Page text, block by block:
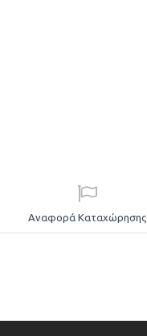
Αναφορά Καταχώρησης